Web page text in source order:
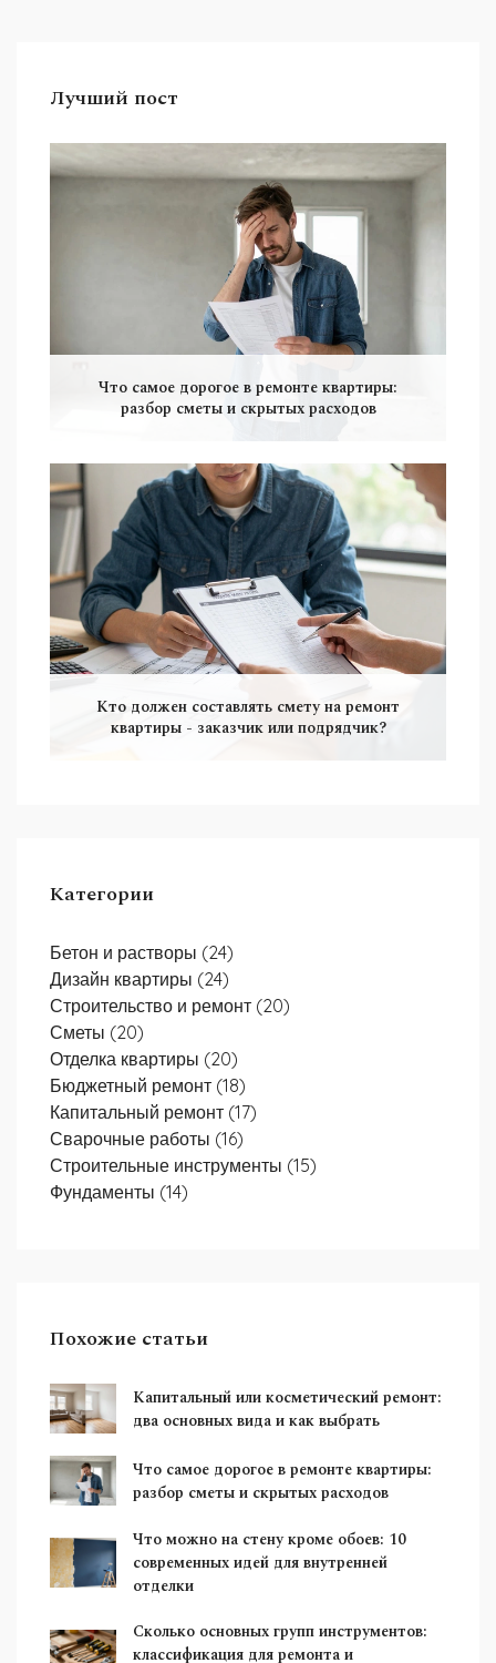
Лучший пост
Что самое дорогое в ремонте квартиры:
разбор сметы и скрытых расходов
Кто должен составлять смету на ремонт
квартиры - заказчик или подрядчик?
Категории
Бетон и растворы (24)
Дизайн квартиры (24)
Строительство и ремонт (20)
Сметы (20)
Отделка квартиры (20)
Бюджетный ремонт (18)
Капитальный ремонт (17)
Сварочные работы (16)
Строительные инструменты (15)
Фундаменты (14)
Похожие статьи
Капитальный или косметический ремонт:
два основных вида и как выбрать
Что самое дорогое в ремонте квартиры:
разбор сметы и скрытых расходов
Что можно на стену кроме обоев: 10
современных идей для внутренней
отделки
Сколько основных групп инструментов:
классификация для ремонта и